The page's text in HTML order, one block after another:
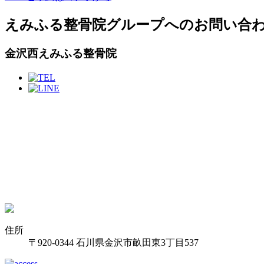
えみふる整骨院グループへのお問い合
金沢西えみふる整骨院
住所
〒920-0344 石川県金沢市畝田東3丁目537